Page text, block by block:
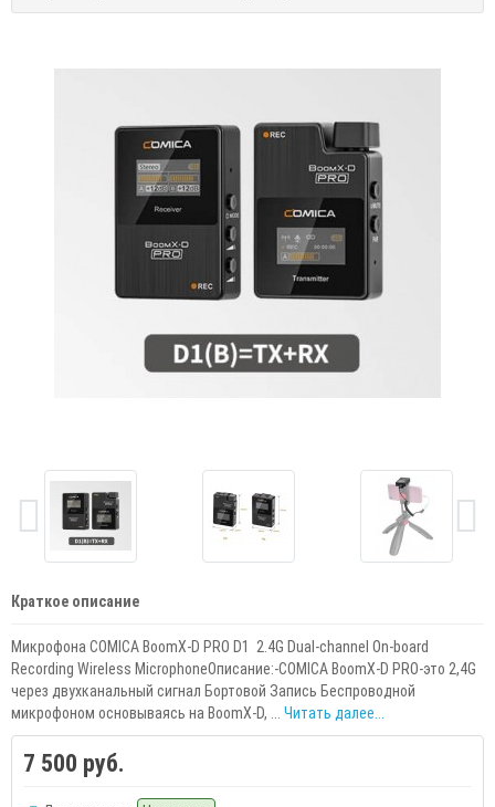
Краткое описание
Микрофона COMICA BoomX-D PRO D1 2.4G Dual-channel On-board
Recording Wireless MicrophoneОписание:-COMICA BoomX-D PRO-это 2,4G
через двухканальный сигнал Бортовой Запись Беспроводной
микрофоном основываясь на BoomX-D, ... Читать далее...
7 500 руб.